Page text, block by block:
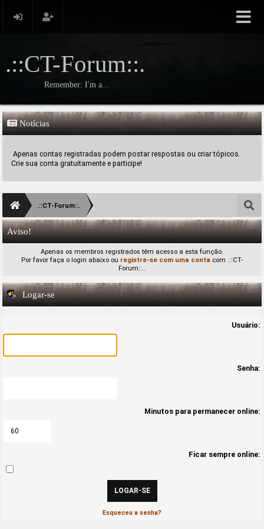
.::CT-Forum::.
Remember: I'm a...
Notícias
Apenas contas registradas podem postar respostas ou criar tópicos.
Crie sua conta gratuitamente e participe!
.::CT-Forum::.
Aviso!
Apenas os membros registrados têm acesso a esta função.
Por favor faça o login abaixo ou registre-se com uma conta com .::CT-
Forum::..
Logar-se
Usuário:
Senha:
Minutos para permanecer online:
Ficar sempre online:
Esqueceu a senha?